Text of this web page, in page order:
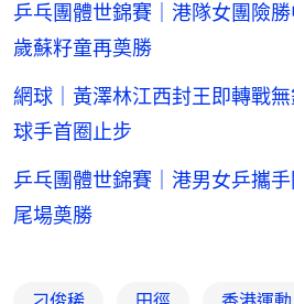
乒乓團體世錦賽｜港隊女團險
歲蘇籽童再奠勝
網球｜黃澤林江西封王即轉戰
球手首圈止步
乒乓團體世錦賽｜港男女乒攜
尾場奠勝